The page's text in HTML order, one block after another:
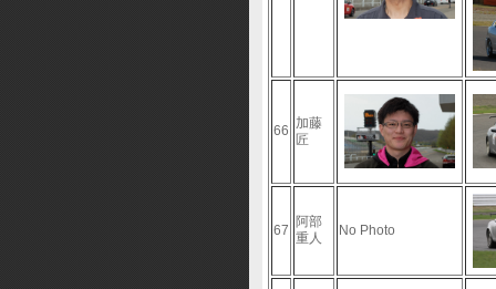
66 加藤
匠
67
阿部
重人
No Photo